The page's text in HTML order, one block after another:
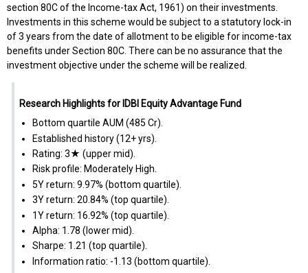
section 80C of the Income-tax Act, 1961) on their investments.
Investments in this scheme would be subject to a statutory lock-in
of 3 years from the date of allotment to be eligible for income-tax
benefits under Section 80C. There can be no assurance that the
investment objective under the scheme will be realized.
Research Highlights for IDBI Equity Advantage Fund
Bottom quartile AUM (₹485 Cr).
Established history (12+ yrs).
Rating: 3★ (upper mid).
Risk profile: Moderately High.
5Y return: 9.97% (bottom quartile).
3Y return: 20.84% (top quartile).
1Y return: 16.92% (top quartile).
Alpha: 1.78 (lower mid).
Sharpe: 1.21 (top quartile).
Information ratio: -1.13 (bottom quartile).